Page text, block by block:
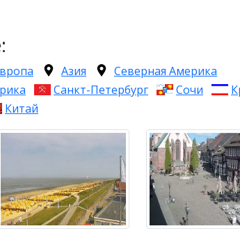
Азия
Северная Америка
Санкт-Петербург Сочи
Китай